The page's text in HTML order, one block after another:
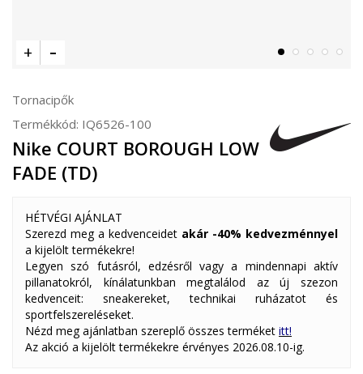
Tornacipők
Termékkód: IQ6526-100
Nike COURT BOROUGH LOW
FADE (TD)
HÉTVÉGI AJÁNLAT
Szerezd meg a kedvenceidet akár -40% kedvezménnyel
a kijelölt termékekre!
Legyen szó futásról, edzésről vagy a mindennapi aktív
pillanatokról, kínálatunkban megtalálod az új szezon
kedvenceit: sneakereket, technikai ruházatot és
sportfelszereléseket.
Nézd meg ajánlatban szereplő összes terméket itt!
Az akció a kijelölt termékekre érvényes 2026.08.10-ig.